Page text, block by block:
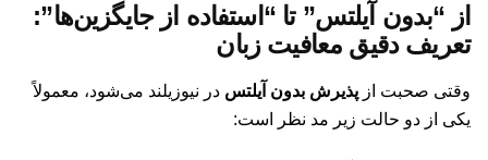
از “بدون آیلتس” تا “استفاده از جایگزین‌ها”:
تعریف دقیق معافیت زبان
وقتی صحبت از پذیرش بدون آیلتس در نیوزیلند می‌شود، معمولاً
یکی از دو حالت زیر مد نظر است: